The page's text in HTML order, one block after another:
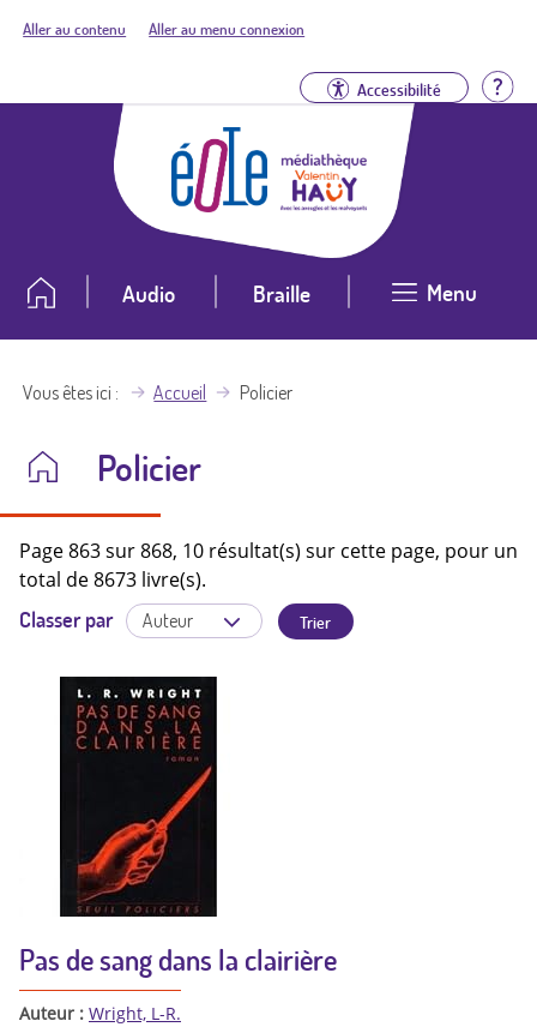
Aller au contenu Aller au menu connexion
Accessibilité
Audio Braille Menu
Vous êtes ici Accueil Policier
Policier
Page 863 sur 868, 10 résultat(s) sur cette page, pour un
total de 8673 livre(s).
Classer par
Pas de sang dans la clairière
Auteur : Wright, L-R.